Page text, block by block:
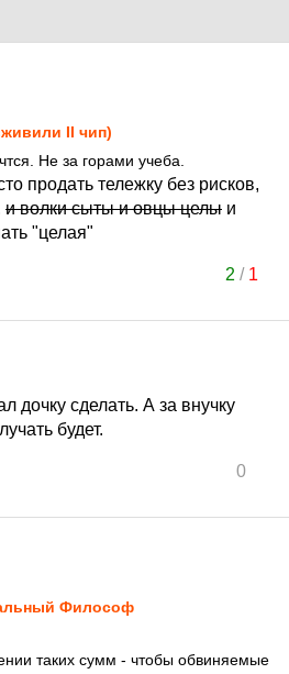
II чип)
Не за горами учеба.
продать тележку без рисков,
и волки сыты и овцы целы и
"целая"
2 / 1
дочку сделать. А за внучку
будет.
0
Философ
таких сумм - чтобы обвиняемые